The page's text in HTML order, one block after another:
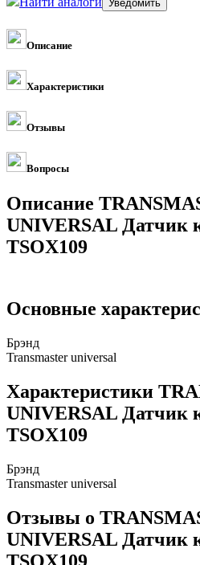
Описание
Характеристики
Отзывы
Вопросы
Описание
UNIVERSAL Датчик
TSOX109
Основные
Брэнд
Transmaster universal
Характеристики
UNIVERSAL Датчик
TSOX109
Брэнд
Transmaster universal
Отзывы о
UNIVERSAL Датчик
TSOX109